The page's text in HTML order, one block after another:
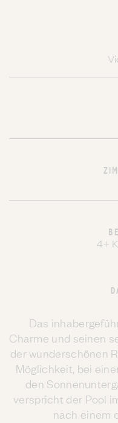
4+
Das
Charme und seinen
der wunderschönen
Möglichkeit, bei
den
verspricht der Pool
nach einem